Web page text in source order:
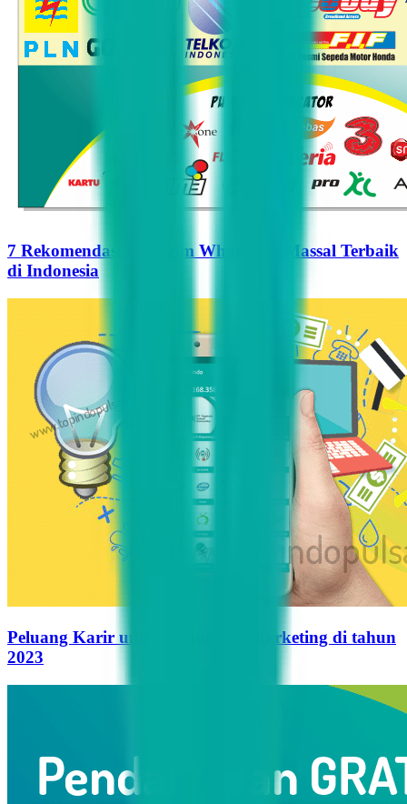
7 Rekomendasi Pengirim WhatsApp Massal Terbaik
di Indonesia
Peluang Karir untuk Influencer Marketing di tahun
2023